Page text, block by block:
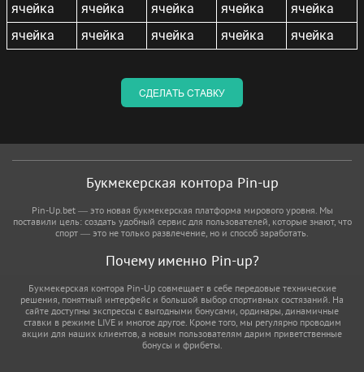
ячейка
ячейка ячейка ячейка
ячейка
ячейка
ячейка ячейка ячейка ячейка
СДЕЛАТЬ СТАВКУ
Букмекерская контора Pin-up
Pin-Up.bet — это новая букмекерская платформа мирового уровня. Мы
поставили цель: создать удобный сервис для пользователей, которые знают, что
спорт — это не только развлечение, но и способ заработать.
Почему именно Pin-up?
Букмекерская контора Pin-Up совмещает в себе передовые технические
решения, понятный интерфейс и большой выбор спортивных состязаний. На
сайте доступны экспрессы с выгодными бонусами, ординары, динамичные
ставки в режиме LIVE и многое другое. Кроме того, мы регулярно проводим
акции для наших клиентов, а новым пользователям дарим приветственные
бонусы и фрибеты.